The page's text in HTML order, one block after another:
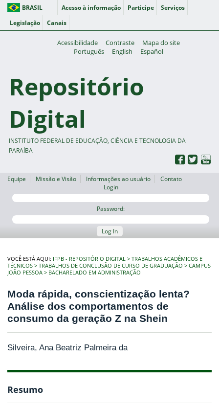
BRASIL Acesso à informação Participe
Serviços
Legislação
Canais
Acessibilidade Contraste
Mapa do site
Português
English Español
Repositório
Digital
INSTITUTO FEDERAL DE EDUCAÇÃO, CIÊNCIA E TECNOLOGIA DA
PARAÍBA
Equipe Missão e Visão Informações ao usuário
Contato
Login
Password:
Log In
VOCÊ ESTÁ AQUI: IFPB - REPOSITÓRIO DIGITAL
TRABALHOS ACADÊMICOS E
TÉCNICOS
TRABALHOS DE CONCLUSÃO DE CURSO DE GRADUAÇÃO
CAMPUS
JOÃO PESSOA
BACHARELADO EM ADMINISTRAÇÃO
Moda rápida, conscientização lenta?
Análise dos comportamentos de
consumo da geração Z na Shein
Silveira, Ana Beatriz Palmeira da
Resumo